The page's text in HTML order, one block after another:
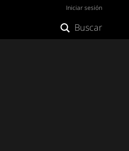
Iniciar sesión
Buscar